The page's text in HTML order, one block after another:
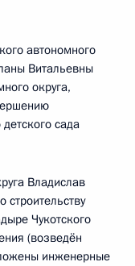
автономного
Витальевны
округа,
сада
Владислав
Чукотского
(возведён
инженерные